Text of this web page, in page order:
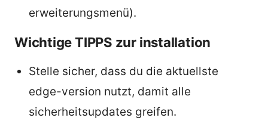
erweiterungsmenü).
Wichtige TIPPS zur installation
Stelle sicher, dass du die aktuellste
edge-version nutzt, damit alle
sicherheitsupdates greifen.